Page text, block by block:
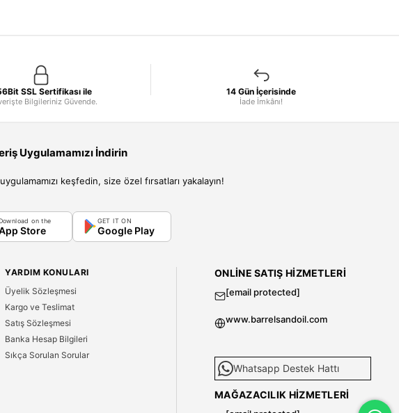
SSL Sertifikası ile
Bilgileriniz Güvende.
14 Gün İçerisinde
İade İmkânı!
Uygulamamızı İndirin
keşfedin, size özel fırsatları yakalayın!
on the
Store
GET IT ON
Google Play
YARDIM KONULARI
Üyelik Sözleşmesi
Kargo ve Teslimat
Satış Sözleşmesi
Banka Hesap Bilgileri
Sıkça Sorulan Sorular
ONLINE SATIŞ HIZMETLERI
[email protected]
www.barrelsandoil.com
Whatsapp Destek Hattı
MAĞAZACILIK HIZMETLERI